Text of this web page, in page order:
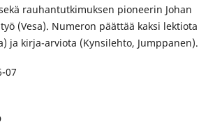
rauhantutkimuksen pioneerin Johan
(Vesa). Numeron päättää kaksi lektiota
ja kirja-arviota (Kynsilehto, Jumppanen).
07